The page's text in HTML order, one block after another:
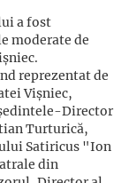
a fost
moderate de
reprezentat de
Vișniec,
Director
Turturică,
Satiricus "Ion
din